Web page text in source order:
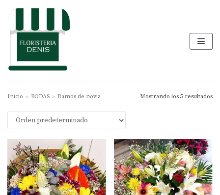
Saltar
contenido
Inicio » BODAS » Ramos de novia Mostrando los 5 resultados